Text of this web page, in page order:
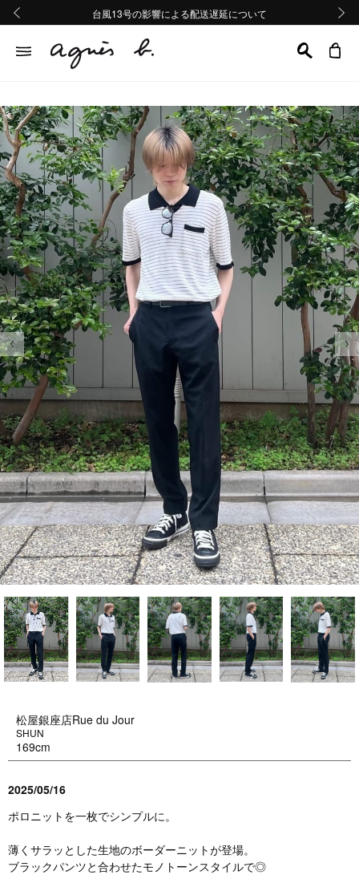
熊本地域地震の影響による配送遅延について
Summer Sale 2buy10%OFF!!
台風13号の影響による配送遅延について
熊本地域地震の影響による配送遅延について
Summer Sale 2buy10%OFF!!
前の画像 次
松屋銀座店Rue du Jour
SHUN
169cm
2025/05/16
ポロニットを一枚でシンプルに。
薄くサラッとした生地のボーダーニットが登場。
ブラックパンツと合わせたモノトーンスタイルで◎